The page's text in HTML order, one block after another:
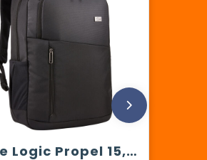
Case Logic Propel 15,6" laptop rugzak 20L